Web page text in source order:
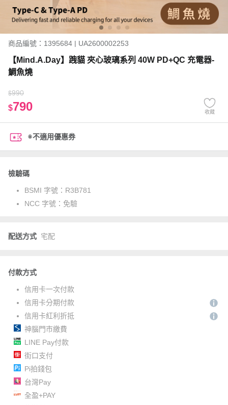
商品編號：1395684 | UA2600002253
【Mind.A.Day】跩貓 夾心玻璃系列 40W PD+QC 充電器-
鯛魚燒
$990
$790 收藏
※不適用優惠券
檢驗碼
BSMI 字號： R3B781
NCC 字號： 免驗
配送方式 宅配
付款方式
信用卡一次付款
信用卡分期付款
信用卡紅利折抵
神腦門市繳費
LINE Pay付款
街口支付
Pi拍錢包
台灣Pay
全盈+PAY